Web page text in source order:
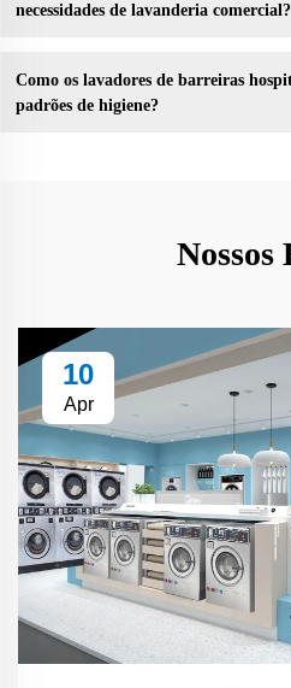
necessidades de lavanderia comercial?
Como os lavadores de barreiras
padrões de higiene?
Nossos
10
Apr